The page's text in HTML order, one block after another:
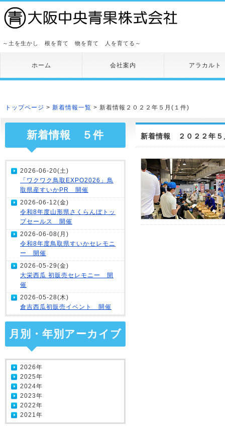
～土を生かし 根を育て 物を育て 人を育てる～
ホーム 会社案内 アラカルト
トップページ > 新着情報一覧 > 新着情報２０２２年５月(１件)
新着情報 ２０２２年５
新着情報 ５件
2026-06-20(土)
「ワクワク鳥取EXPO2026」鳥
取県産すいかPR 開催
2026-06-12(金)
令和8年度山形県さくらんぼトッ
プセールス 開催
2026-06-08(月)
令和8年度鳥取県すいかセレモニ
ー 開催
2026-05-29(金)
大栄西瓜 初販売セレモニー 開
催
2026-05-28(木)
倉吉西瓜初販売イベント 開催
月別・年別アーカイブ
2026年
2025年
2024年
2023年
2022年
2021年